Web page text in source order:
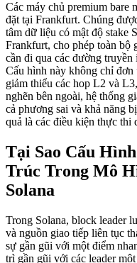
Các máy chủ premium bare
đặt tại Frankfurt. Chúng
tâm dữ liệu có mật độ stake
Frankfurt, cho phép toàn bộ
cần đi qua các đường truyền
Cấu hình này không chỉ đơn
giảm thiểu các hop L2 và
nghẽn bên ngoài, hệ thống
cả phương sai và khả năng
quả là các điều kiện thực thi
Tại Sao Cấu
Trúc Trong Mô
Solana
Trong Solana, block leader
và nguồn giao tiếp liên tục
sự gần gũi với một điểm
trì gần gũi với các leader